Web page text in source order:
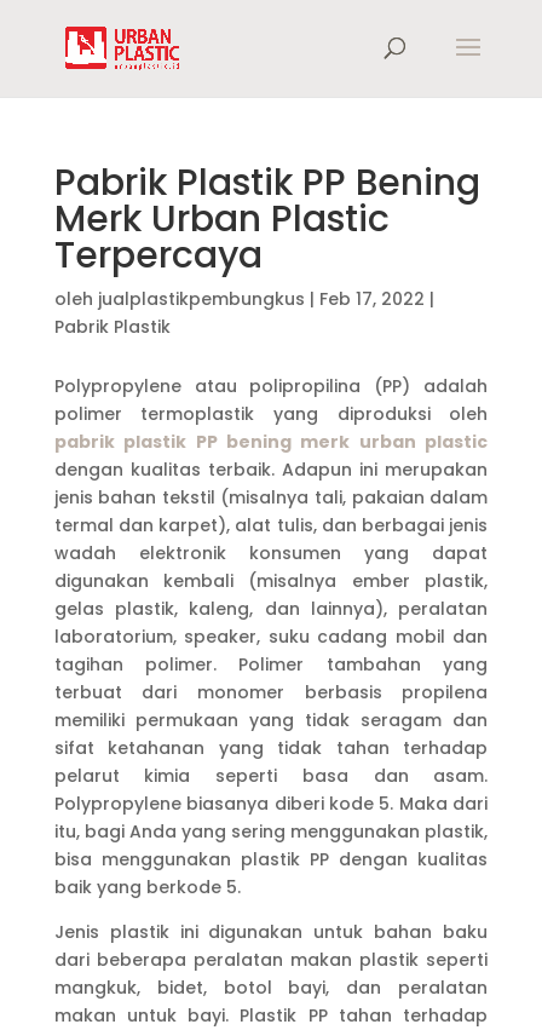
Pabrik Plastik PP Bening
Merk Urban Plastic
Terpercaya
oleh jualplastikpembungkus | Feb 17, 2022 |
Pabrik Plastik
Polypropylene atau polipropilina (PP) adalah
polimer termoplastik yang diproduksi oleh
pabrik plastik PP bening merk urban plastic
dengan kualitas terbaik. Adapun ini merupakan
jenis bahan tekstil (misalnya tali, pakaian dalam
termal dan karpet), alat tulis, dan berbagai jenis
wadah elektronik konsumen yang dapat
digunakan kembali (misalnya ember plastik,
gelas plastik, kaleng, dan lainnya), peralatan
laboratorium, speaker, suku cadang mobil dan
tagihan polimer. Polimer tambahan yang
terbuat dari monomer berbasis propilena
memiliki permukaan yang tidak seragam dan
sifat ketahanan yang tidak tahan terhadap
pelarut kimia seperti basa dan asam.
Polypropylene biasanya diberi kode 5. Maka dari
itu, bagi Anda yang sering menggunakan plastik,
bisa menggunakan plastik PP dengan kualitas
baik yang berkode 5.
Jenis plastik ini digunakan untuk bahan baku
dari beberapa peralatan makan plastik seperti
mangkuk, bidet, botol bayi, dan peralatan
makan untuk bayi. Plastik PP tahan terhadap